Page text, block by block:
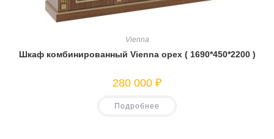
Vienna
Шкаф комбинированный Vienna орех ( 1690*450*2200 )
280 000 ₽
Подробнее